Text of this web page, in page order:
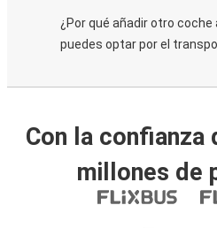
¿Por qué añadir otro
puedes optar por el
Con la confianza
millones de